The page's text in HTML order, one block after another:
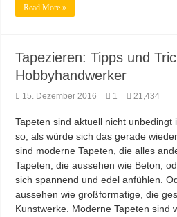
Read More »
Tapezieren: Tipps und
Hobbyhandwerker
15. Dezember 2016 1 21,434
Tapeten sind aktuell nicht
so, als würde sich das gerade
sind moderne Tapeten, die alles
Tapeten, die aussehen wie Beton,
sich spannend und edel anfühlen.
aussehen wie großformatige, die
Kunstwerke. Moderne Tapeten sind